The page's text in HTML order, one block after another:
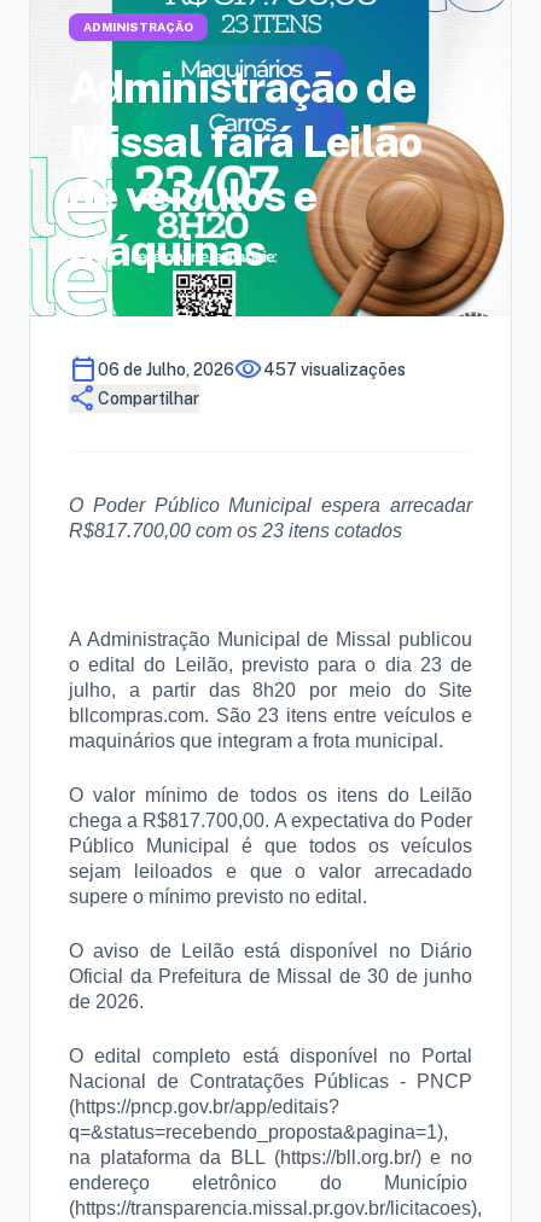
ADMINISTRAÇÃO
Administração de
Missal fará Leilão
de veículos e
máquinas
calendar_today06 de Julho, 2026visibility457 visualizações
share Compartilhar
O Poder Público Municipal espera arrecadar
R$817.700,00 com os 23 itens cotados
A Administração Municipal de Missal publicou
o edital do Leilão, previsto para o dia 23 de
julho, a partir das 8h20 por meio do Site
bllcompras.com. São 23 itens entre veículos e
maquinários que integram a frota municipal.
O valor mínimo de todos os itens do Leilão
chega a R$817.700,00. A expectativa do Poder
Público Municipal é que todos os veículos
sejam leiloados e que o valor arrecadado
supere o mínimo previsto no edital.
O aviso de Leilão está disponível no Diário
Oficial da Prefeitura de Missal de 30 de junho
de 2026.
O edital completo está disponível no Portal
Nacional de Contratações Públicas - PNCP
(https://pncp.gov.br/app/editais?
q=&status=recebendo_proposta&pagina=1),
na plataforma da BLL (https://bll.org.br/) e no
endereço eletrônico do Município
(https://transparencia.missal.pr.gov.br/licitacoes),